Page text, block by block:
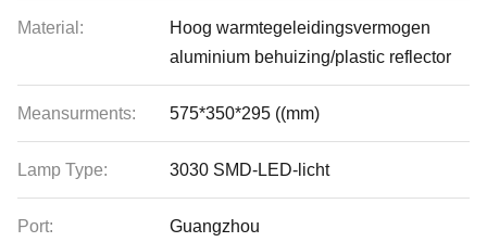
Material:
Hoog warmtegeleidingsvermogen
aluminium behuizing/plastic reflector
Meansurments: 575*350*295 ((mm)
Lamp Type: 3030 SMD-LED-licht
Port: Guangzhou